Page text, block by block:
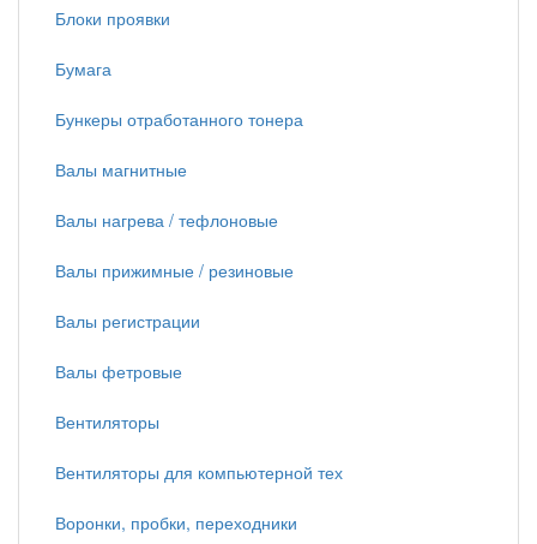
Блоки проявки
Бумага
Бункеры отработанного тонера
Валы магнитные
Валы нагрева / тефлоновые
Валы прижимные / резиновые
Валы регистрации
Валы фетровые
Вентиляторы
Вентиляторы для компьютерной тех
Воронки, пробки, переходники